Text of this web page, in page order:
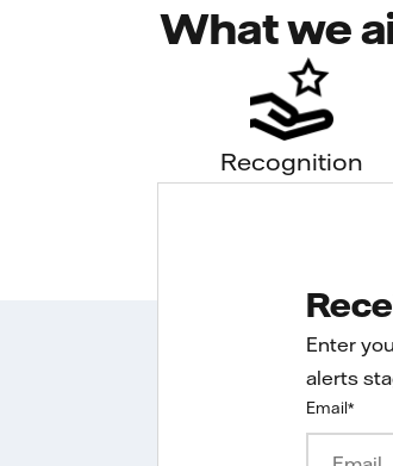
What we
Recognition
Enter
alerts
Email*